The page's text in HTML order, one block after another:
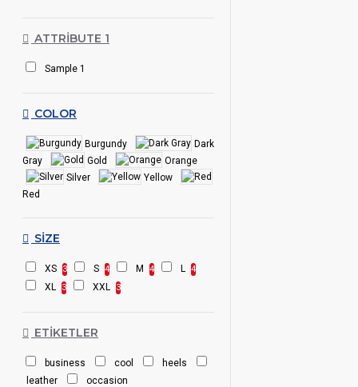
ATTRIBUTE 1
Sample 1
COLOR
Burgundy
Dark
Gray
Gold
Orange
Silver
Yellow
Red
SIZE
XS 3 S 4 M 4 L 4
XL 3 XXL 3
ETIKETLER
business cool
heels
leather
occasion